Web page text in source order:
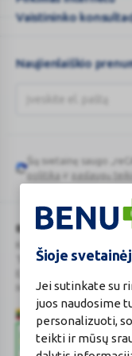
Šioje
Jei sutinkate su
juos naudosime
personalizuoti,
teikti ir mūsų
Vaistininko
Naujienlaiškio
Google
reCAPTCHA
Šią svetainę saugo
politikair paslaugų
BENU Vaistinė Lietuva,
Tel. +370 37 225 522
Maisto tvarkymo